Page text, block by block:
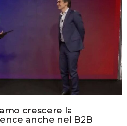
crescere la
anche nel B2B